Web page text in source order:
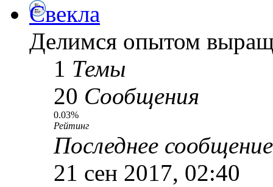
Свекла
Делимся опытом
1 Темы
20 Сообщения
0.03%
Рейтинг
Последнее сообщение
21 сен 2017, 02:40